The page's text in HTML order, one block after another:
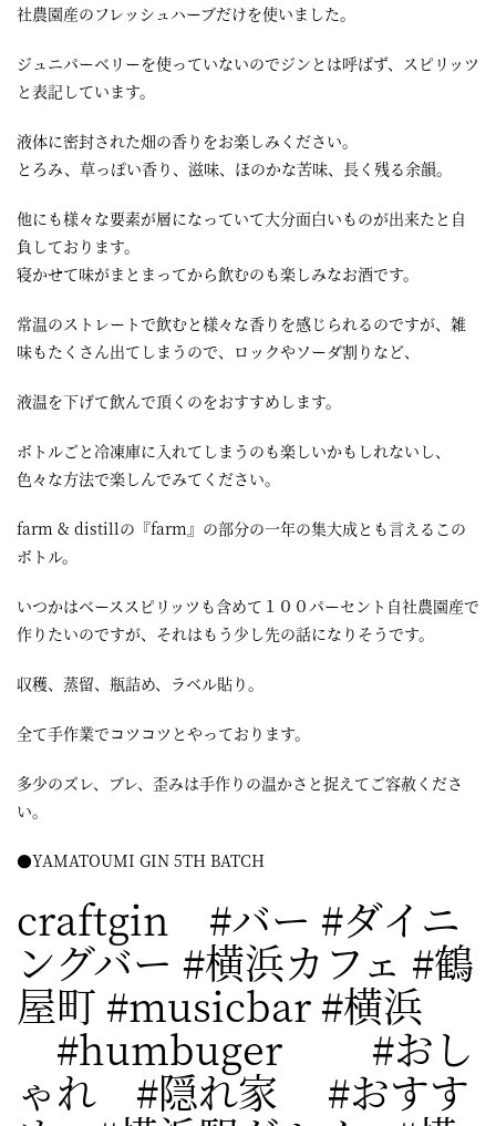
社農園産のフレッシュハーブだけを使いました。
ジュニパーベリーを使っていないのでジンとは呼ばず、スピリッツ
と表記しています。
液体に密封された畑の香りをお楽しみください。
とろみ、草っぽい香り、滋味、ほのかな苦味、長く残る余韻。
他にも様々な要素が層になっていて大分面白いものが出来たと自
負しております。
寝かせて味がまとまってから飲むのも楽しみなお酒です。
常温のストレートで飲むと様々な香りを感じられるのですが、雑
味もたくさん出てしまうので、ロックやソーダ割りなど、
液温を下げて飲んで頂くのをおすすめします。
ボトルごと冷凍庫に入れてしまうのも楽しいかもしれないし、
色々な方法で楽しんでみてください。
farm & distillの『farm』の部分の一年の集大成とも言えるこの
ボトル。
いつかはベーススピリッツも含めて１００パーセント自社農園産で
作りたいのですが、それはもう少し先の話になりそうです。
収穫、蒸留、瓶詰め、ラベル貼り。
全て手作業でコツコツとやっております。
多少のズレ、ブレ、歪みは手作りの温かさと捉えてご容赦くださ
い。
●YAMATOUMI GIN 5TH BATCH
craftgin #バー #ダイニ
ングバー #横浜カフェ #鶴
屋町 #musicbar #横浜
#humbuger #おし
ゃれ #隠れ家 #おすす